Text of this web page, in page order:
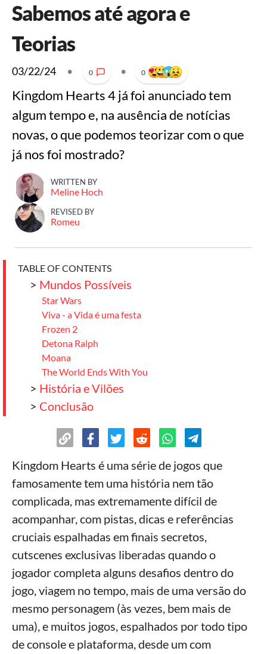
Sabemos até agora e
Teorias
03/22/24 • 0 • 0
Kingdom Hearts 4 já foi anunciado tem
algum tempo e, na ausência de notícias
novas, o que podemos teorizar com o que
já nos foi mostrado?
WRITTEN BY
Meline Hoch
REVISED BY
Romeu
TABLE OF CONTENTS
> Mundos Possíveis
Star Wars
Viva - a Vida é uma festa
Frozen 2
Detona Ralph
Moana
The World Ends With You
> História e Vilões
> Conclusão
Kingdom Hearts é uma série de jogos que
famosamente tem uma história nem tão
complicada, mas extremamente difícil de
acompanhar, com pistas, dicas e referências
cruciais espalhadas em finais secretos,
cutscenes exclusivas liberadas quando o
jogador completa alguns desafios dentro do
jogo, viagem no tempo, mais de uma versão do
mesmo personagem (às vezes, bem mais de
uma), e muitos jogos, espalhados por todo tipo
de console e plataforma, desde um com